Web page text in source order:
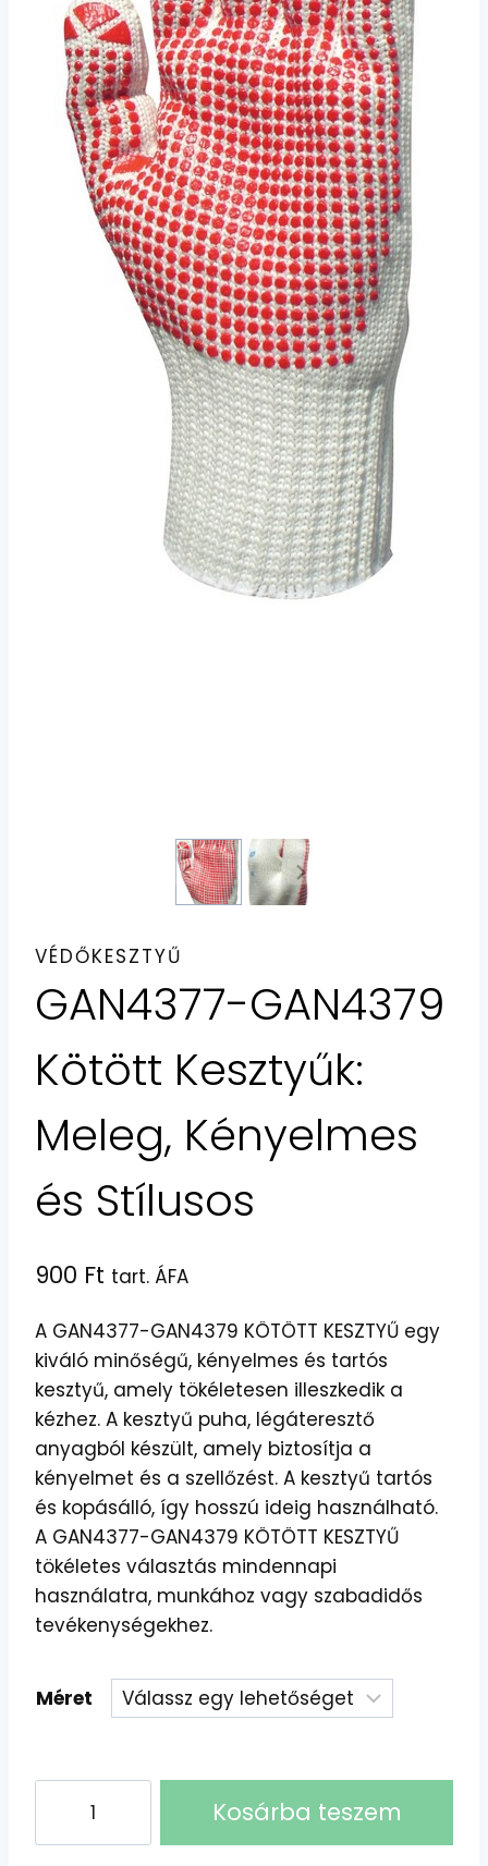
VÉDŐKESZTYŰ
GAN4377-GAN4379
Kötött Kesztyűk:
Meleg, Kényelmes
és Stílusos
900 Ft tart. ÁFA
A GAN4377-GAN4379 KÖTÖTT KESZTYŰ egy
kiváló minőségű, kényelmes és tartós
kesztyű, amely tökéletesen illeszkedik a
kézhez. A kesztyű puha, légáteresztő
anyagból készült, amely biztosítja a
kényelmet és a szellőzést. A kesztyű tartós
és kopásálló, így hosszú ideig használható.
A GAN4377-GAN4379 KÖTÖTT KESZTYŰ
tökéletes választás mindennapi
használatra, munkához vagy szabadidős
tevékenységekhez.
Méret
GAN4379
Kötött
Kosárba teszem